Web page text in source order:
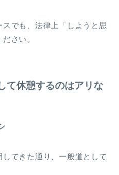
でも、法律上「しようと思
さい。
て休憩するのはアリな
てきた通り、一般道として